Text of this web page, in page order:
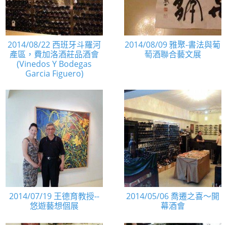
2014/08/22 西班牙斗羅河
產區，費加洛酒莊品酒會
(Vinedos Y Bodegas
Garcia Figuero)
2014/08/09 雅聚-書法與葡
萄酒聯合藝文展
2014/07/19 王德育教授--
悠遊藝想個展
2014/05/06 喬遷之喜～開
幕酒會